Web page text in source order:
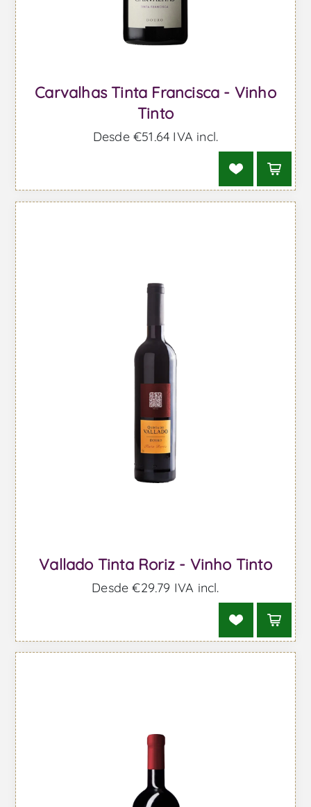
Carvalhas Tinta Francisca - Vinho
Tinto
Desde €51,64 IVA incl.
Vallado Tinta Roriz - Vinho Tinto
Desde €29,79 IVA incl.